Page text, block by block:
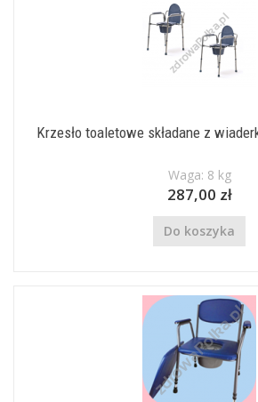
Krzesło toaletowe składane z
Waga: 8 kg
287,00 zł
Do koszyka